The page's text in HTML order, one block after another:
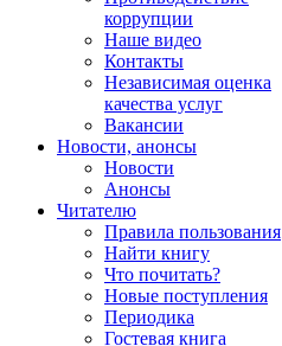
коррупции
Наше видео
Контакты
Независимая оценка
качества услуг
Вакансии
Новости, анонсы
Новости
Анонсы
Читателю
Правила пользования
Найти книгу
Что почитать?
Новые поступления
Периодика
Гостевая книга